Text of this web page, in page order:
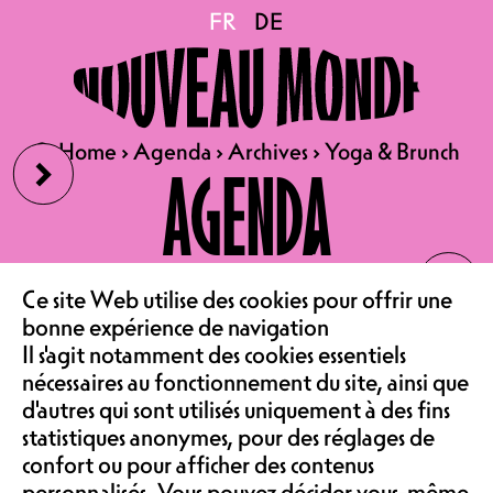
›
‹
FR DE
🔍Home›Agenda ›Archives›Yoga & Brunch
AGENDA
LE CAFÉ
ASSOCIATION &
FR DE
🔍Home›Agenda ›Archives›Yoga & Brunch
Yoga & Brunch
28.04.2024
YOGA & BRUNCH
DE 10H30 À 11H30 : HATHA
YOGA À L'AILE EST
YOGA AVEC BRUNCH 49.-
(SANS BOISSON) -
RÉSERVATION SURPETZI.CH
DE 11H30 À 14H00 : BRUNCH
AU CAFÉ
29.- ADULTES, 13.- ENFANTS
Ce site Web utilise des cookies pour offrir une
bonne expérience de navigation
Il s'agit notamment des cookies essentiels
nécessaires au fonctionnement du site, ainsi que
d'autres qui sont utilisés uniquement à des fins
statistiques anonymes, pour des réglages de
confort ou pour afficher des contenus